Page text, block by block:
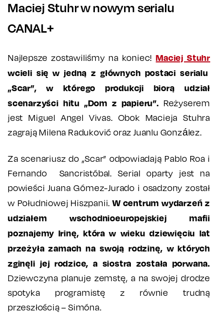
Maciej Stuhr w nowym serialu
CANAL+
Najlepsze zostawiliśmy na koniec!Maciej Stuhr
wcieli się w jedną z głównych postaci serialu
„Scar”, w którego produkcji biorą udział
scenarzyści hitu „Dom z papieru”. Reżyserem
jest Miguel Angel Vivas. Obok Macieja Stuhra
zagrają Milena Raduković oraz Juanlu González.
Za scenariusz do „Scar” odpowiadają Pablo Roa i
Fernando Sancristóbal. Serial oparty jest na
powieści Juana Gómez-Jurado i osadzony został
w Południowej Hiszpanii.W centrum wydarzeń z
udziałem wschodnioeuropejskiej mafii
poznajemy Irinę, która w wieku dziewięciu lat
przeżyła zamach na swoją rodzinę, w których
zginęli jej rodzice, a siostra została porwana.
Dziewczyna planuje zemstę, a na swojej drodze
spotyka programistę z równie trudną
przeszłością – Simóna.